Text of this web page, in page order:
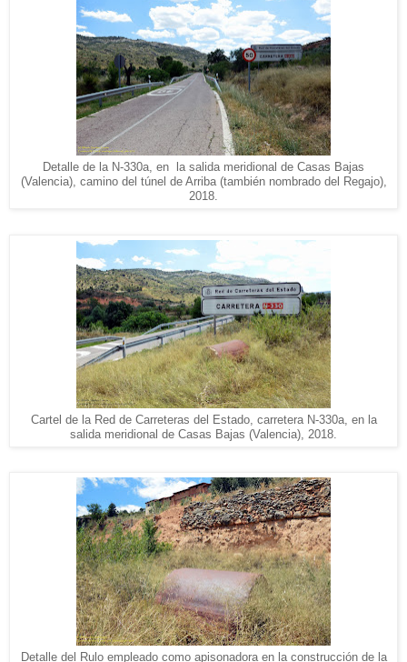
Detalle de la N-330a, en la salida meridional de Casas Bajas
(Valencia), camino del túnel de Arriba (también nombrado del Regajo),
2018.
Cartel de la Red de Carreteras del Estado, carretera N-330a, en la
salida meridional de Casas Bajas (Valencia), 2018.
Detalle del Rulo empleado como apisonadora en la construcción de la